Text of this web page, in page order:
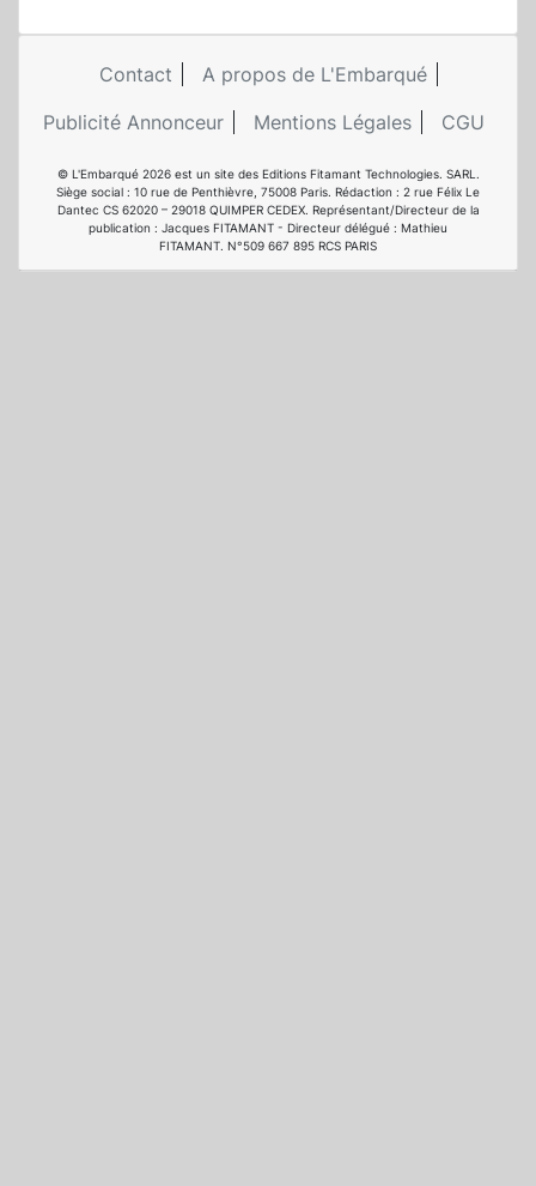
Contact
A propos de L'Embarqué
Publicité Annonceur
Mentions Légales CGU
© L'Embarqué 2026 est un site des Editions Fitamant Technologies. SARL.
Siège social : 10 rue de Penthièvre, 75008 Paris. Rédaction : 2 rue Félix Le
Dantec CS 62020 – 29018 QUIMPER CEDEX. Représentant/Directeur de la
publication : Jacques FITAMANT - Directeur délégué : Mathieu
FITAMANT. N°509 667 895 RCS PARIS